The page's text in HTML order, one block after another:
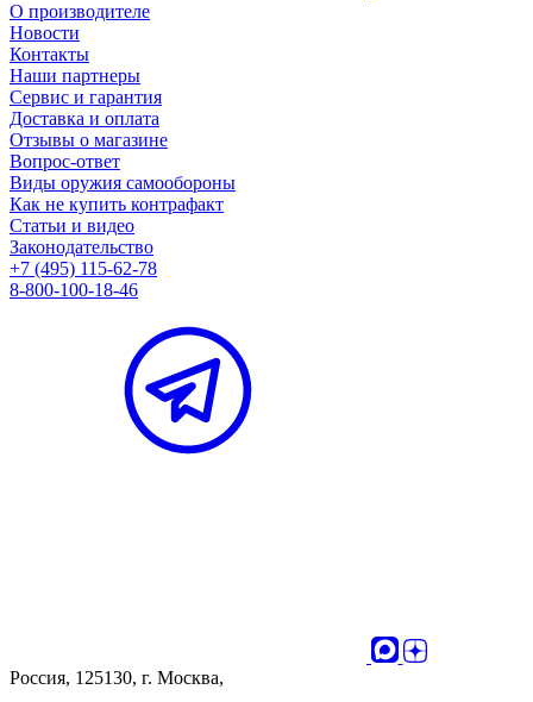
О производителе
Новости
Контакты
Наши партнеры
Сервис и гарантия
Доставка и оплата
Отзывы о магазине
Вопрос-ответ
Виды оружия самообороны
Как не купить контрафакт
Статьи и видео
Законодательство
+7 (495) 115-62-78
8-800-100-18-46
Россия, 125130, г. Москва,